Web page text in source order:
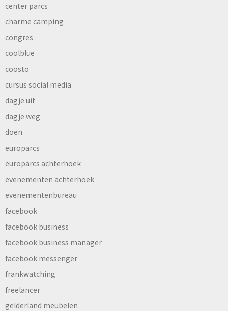
center parcs
charme camping
congres
coolblue
coosto
cursus social media
dagje uit
dagje weg
doen
europarcs
europarcs achterhoek
evenementen achterhoek
evenementenbureau
facebook
facebook business
facebook business manager
facebook messenger
frankwatching
freelancer
gelderland meubelen